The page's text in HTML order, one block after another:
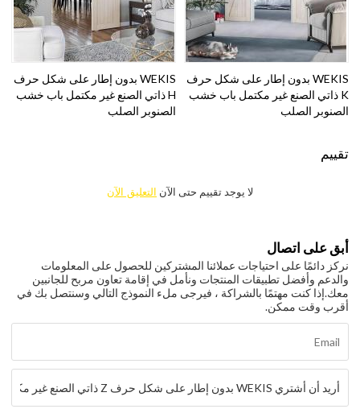
WEKIS بدون إطار على شكل حرف
K ذاتي الصنع غير مكتمل باب خشب
الصنوبر الصلب
WEKIS بدون إطار على شكل حرف
H ذاتي الصنع غير مكتمل باب خشب
الصنوبر الصلب
تقييم
لا يوجد تقييم حتى الآن التعليق الآن
أبق على اتصال
نركز دائمًا على احتياجات عملائنا المشتركين للحصول على المعلومات
والدعم وأفضل تطبيقات المنتجات ونأمل في إقامة تعاون مربح للجانبين
معك.إذا كنت مهتمًا بالشراكة ، فيرجى ملء النموذج التالي وسنتصل بك في
أقرب وقت ممكن.